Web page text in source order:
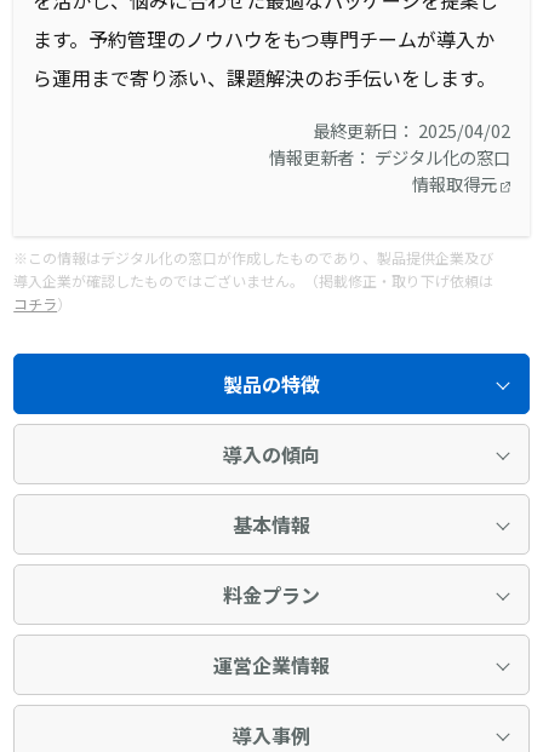
ます。予約管理のノウハウをもつ専門チームが導入か
ら運用まで寄り添い、課題解決のお手伝いをします。
最終更新日： 2025/04/02
情報更新者： デジタル化の窓口
情報取得元
※この情報はデジタル化の窓口が作成したものであり、製品提供企業及び
導入企業が確認したものではございません。（掲載修正・取り下げ依頼は
コチラ）
製品の特徴
導入の傾向
基本情報
料金プラン
運営企業情報
導入事例